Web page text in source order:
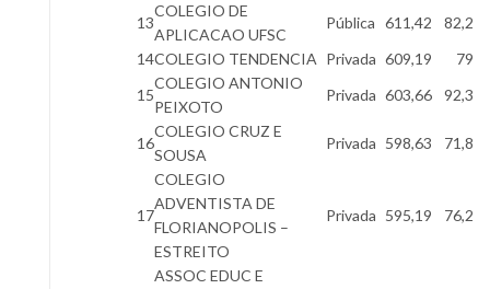
13
COLEGIO DE
APLICACAO UFSC
Pública 611,42
82,2
14COLEGIO TENDENCIA Privada 609,19
79
15
COLEGIO ANTONIO
PEIXOTO
Privada 603,66 92,3
16
COLEGIO CRUZ E
SOUSA
Privada 598,63 71,8
17
COLEGIO
ADVENTISTA DE
FLORIANOPOLIS –
ESTREITO
Privada 595,19 76,2
ASSOC EDUC E